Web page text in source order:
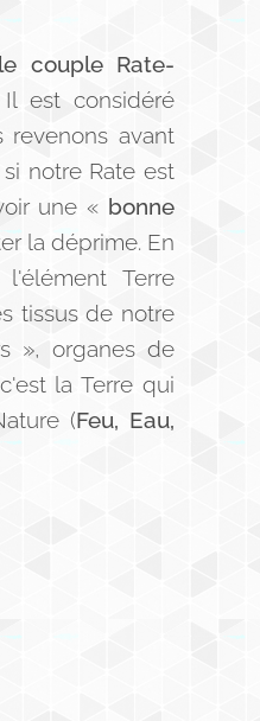
le couple Rate-
Il est considéré
avant
notre Rate est
une « bonne
la déprime. En
Terre
tissus de notre
», organes de
la Terre qui
(Feu, Eau,